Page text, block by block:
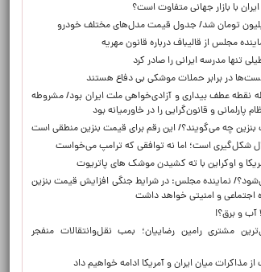
با بازار جهانی متفاوت است؟
مجلس از قالیباف درباره قانون مهریه
تنها مدرسه ایرانی را صادر کرد
در برابر حملات موشکی بی دفاع هستند
نقطه عطف بیداری و آزادی‌خواهی ملت ایران بود/ مشروطه
پارلمانی و قانون‌گرایی را در خاورمیانه بود
بنزین چه می‌گویند؟/ این رقم برای قیمت بنزین منطقی است
شکل‌گیری است؛ اما نه توافقی که ترامپ می‌خواست
و اوکراین با ته کشیدن موشک های پاتریوت
نماینده مجلس: در شرایط جنگی افزایش قیمت بنزین
اجتماعی و امنیتی خواهد داشت
آب و برق؟!
مشتری رامین رضاییان؛ بمب نقل‌وانتقالات منفجر
مذاکرات میان ایران و آمریکا ادامه خواهیم داد